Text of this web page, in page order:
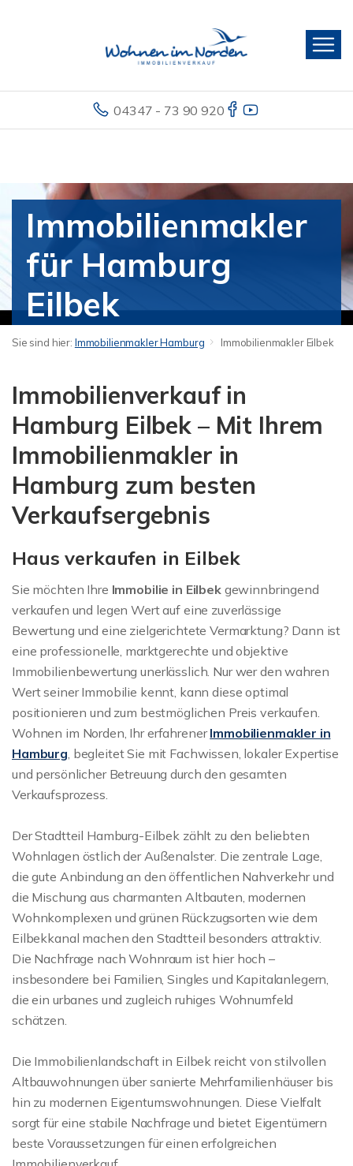
04347 - 73 90 920
Immobilienmakler
für Hamburg
Eilbek
Eilbek
Sie sind hier: Immobilienmakler Hamburg Immobilienmakler Eilbek
Immobilienverkauf in
Hamburg Eilbek – Mit Ihrem
Immobilienmakler in
Hamburg zum besten
Verkaufsergebnis
Haus verkaufen in Eilbek
Sie möchten Ihre Immobilie in Eilbekgewinnbringend
verkaufen und legen Wert auf eine zuverlässige
Bewertung und eine zielgerichtete Vermarktung? Dann ist
eine professionelle, marktgerechte und objektive
Immobilienbewertung unerlässlich. Nur wer den wahren
Wert seiner Immobilie kennt, kann diese optimal
positionieren und zum bestmöglichen Preis verkaufen.
Wohnen im Norden, Ihr erfahrenerImmobilienmakler in
Hamburg, begleitet Sie mit Fachwissen, lokaler Expertise
und persönlicher Betreuung durch den gesamten
Verkaufsprozess.
Der Stadtteil Hamburg-Eilbek zählt zu den beliebten
Wohnlagen östlich der Außenalster. Die zentrale Lage,
die gute Anbindung an den öffentlichen Nahverkehr und
die Mischung aus charmanten Altbauten, modernen
Wohnkomplexen und grünen Rückzugsorten wie dem
Eilbekkanal machen den Stadtteil besonders attraktiv.
Die Nachfrage nach Wohnraum ist hier hoch –
insbesondere bei Familien, Singles und Kapitalanlegern,
die ein urbanes und zugleich ruhiges Wohnumfeld
schätzen.
Die Immobilienlandschaft in Eilbek reicht von stilvollen
Altbauwohnungen über sanierte Mehrfamilienhäuser bis
hin zu modernen Eigentumswohnungen. Diese Vielfalt
sorgt für eine stabile Nachfrage und bietet Eigentümern
beste Voraussetzungen für einen erfolgreichen